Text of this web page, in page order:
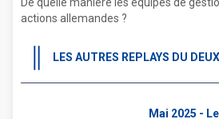
actions allemandes ?
LES AUTRES REPLAYS DU
Mai 2025 -